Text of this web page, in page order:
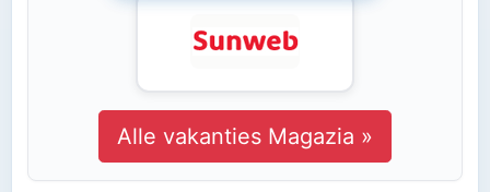
Alle vakanties Magazia »